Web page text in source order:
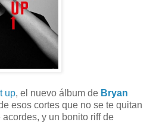
up, el nuevo álbum de Bryan
esos cortes que no se te quitan
y un bonito riff de